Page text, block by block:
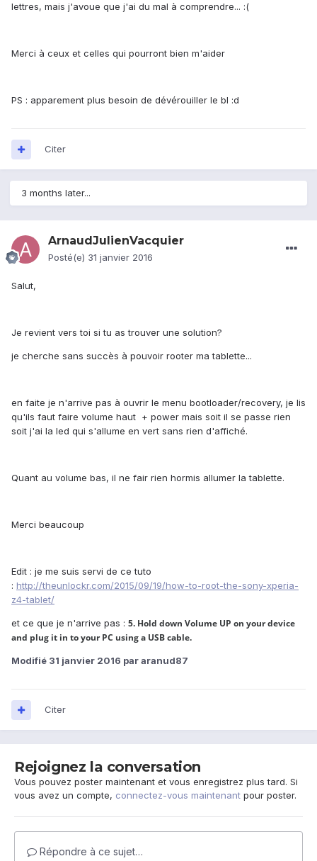
lettres, mais j'avoue que j'ai du mal à comprendre... :(
Merci à ceux et celles qui pourront bien m'aider
PS : apparement plus besoin de dévérouiller le bl :d
Citer
3 months later...
ArnaudJulienVacquier
Posté(e) 31 janvier 2016
Salut,
Je revient vers toi si tu as trouver une solution?
je cherche sans succès à pouvoir rooter ma tablette...
en faite je n'arrive pas à ouvrir le menu bootloader/recovery, je lis
qu'ils faut faire volume haut + power mais soit il se passe rien
soit j'ai la led qui s'allume en vert sans rien d'affiché.
Quant au volume bas, il ne fair rien hormis allumer la tablette.
Merci beaucoup
Edit : je me suis servi de ce tuto
: http://theunlockr.com/2015/09/19/how-to-root-the-sony-xperia-
z4-tablet/
et ce que je n'arrive pas : 5. Hold down Volume UP on your device
and plug it in to your PC using a USB cable.
Modifié 31 janvier 2016 par aranud87
Citer
Rejoignez la conversation
Vous pouvez poster maintenant et vous enregistrez plus tard. Si
vous avez un compte, connectez-vous maintenant pour poster.
Répondre à ce sujet…